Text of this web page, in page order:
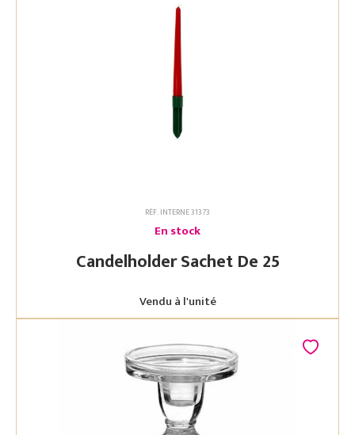
RÉF. INTERNE 31373
En stock
Candelholder Sachet De 25
Vendu à l'unité